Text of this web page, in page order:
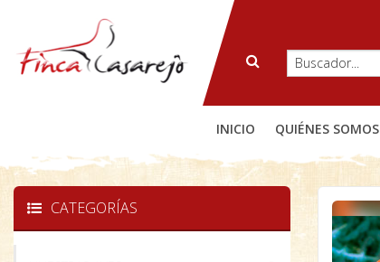
INICIO QUIÉNES SOMOS
CATEGORÍAS